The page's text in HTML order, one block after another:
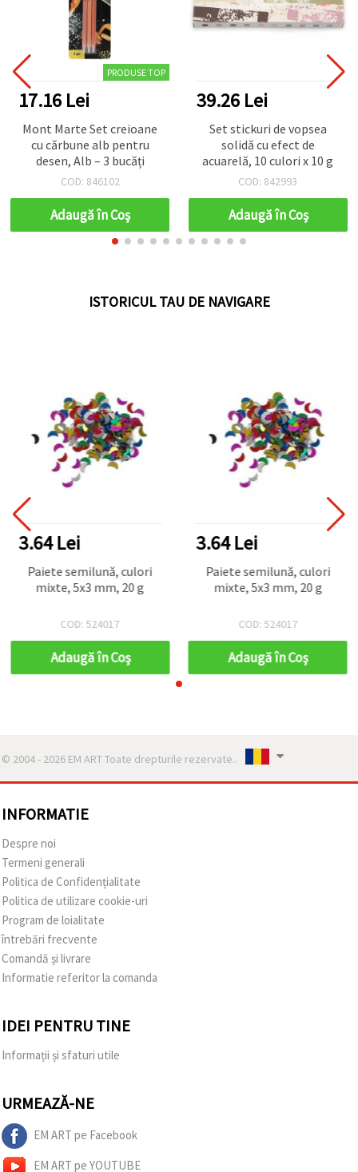
PRODUSE TOP
17.16 Lei
Mont Marte Set creioane
cu cărbune alb pentru
desen, Alb – 3 bucăți
COD: 846102
Adaugă în Coş
39.26 Lei
Set stickuri de vopsea
solidă cu efect de
acuarelă, 10 culori x 10 g
COD: 842993
Adaugă în Coş
ISTORICUL TAU DE NAVIGARE
3.64 Lei
Paiete semilună, culori
mixte, 5x3 mm, 20 g
COD: 524017
Adaugă în Coş
3.64 Lei
Paiete semilună, culori
mixte, 5x3 mm, 20 g
COD: 524017
Adaugă în Coş
© 2004 - 2026 EM ART Toate drepturile rezervate..
INFORMATIE
Despre noi
Termeni generali
Politica de Confidențialitate
Politica de utilizare cookie-uri
Program de loialitate
întrebări frecvente
Comandă și livrare
Informatie referitor la comanda
IDEI PENTRU TINE
Informații și sfaturi utile
URMEAZĂ-NE
EM ART pe Facebook
EM ART pe YOUTUBE